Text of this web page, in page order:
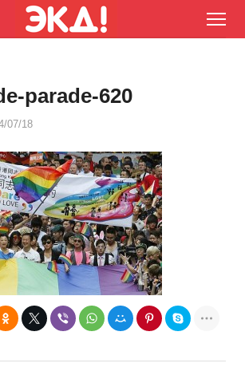
parade-620
07/18